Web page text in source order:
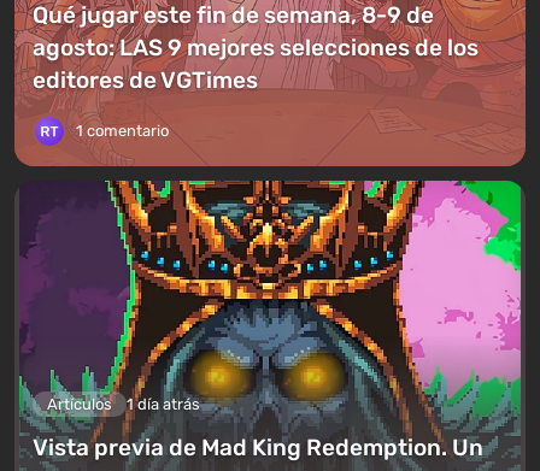
Qué jugar este fin de semana, 8-9 de
agosto: LAS 9 mejores selecciones de los
editores de VGTimes
1 comentario
Artículos 1 día atrás
Vista previa de Mad King Redemption. Un